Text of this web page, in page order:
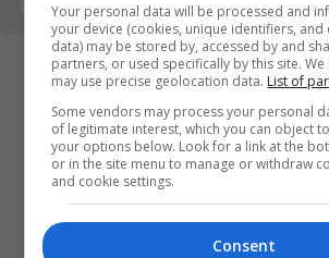
Your personal data will be processed and
your device (cookies, unique identifiers, and
data) may be stored by, accessed by and
partners, or used specifically by this site.
may use precise geolocation data. List of
Some vendors may process your personal
of legitimate interest, which you can object
your options below. Look for a link at the
or in the site menu to manage or withdraw
and cookie settings.
Consent